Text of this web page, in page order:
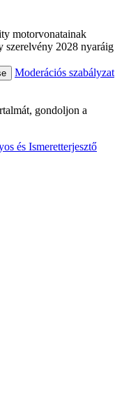
motorvonatainak
szerelvény 2028 nyaráig
Moderációs szabályzat
gondoljon a
és Ismeretterjesztő